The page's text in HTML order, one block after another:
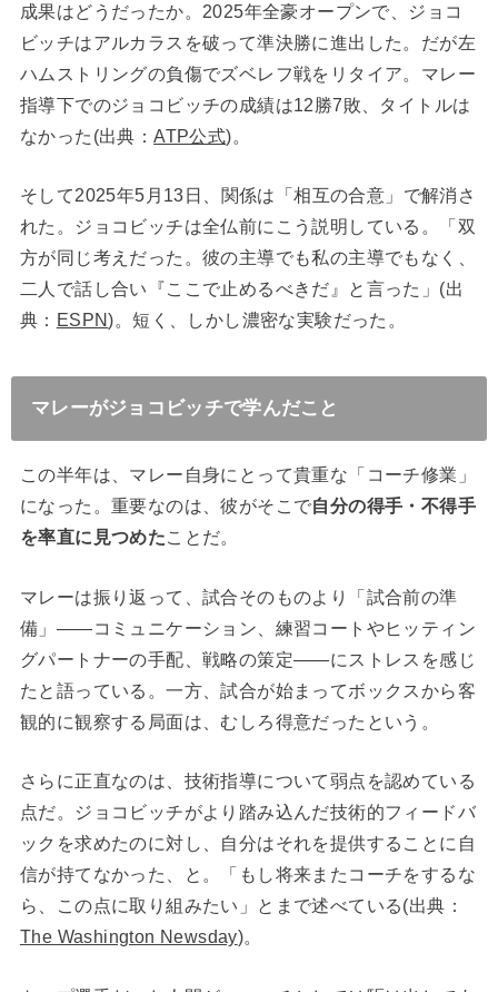
成果はどうだったか。2025年全豪オープンで、ジョコ
ビッチはアルカラスを破って準決勝に進出した。だが左
ハムストリングの負傷でズベレフ戦をリタイア。マレー
指導下でのジョコビッチの成績は12勝7敗、タイトルは
なかった(出典：ATP公式)。
そして2025年5月13日、関係は「相互の合意」で解消さ
れた。ジョコビッチは全仏前にこう説明している。「双
方が同じ考えだった。彼の主導でも私の主導でもなく、
二人で話し合い『ここで止めるべきだ』と言った」(出
典： ESPN)。短く、しかし濃密な実験だった。
マレーがジョコビッチで学んだこと
この半年は、マレー自身にとって貴重な「コーチ修業」
になった。重要なのは、彼がそこで自分の得手・不得手
を率直に見つめたことだ。
マレーは振り返って、試合そのものより「試合前の準
備」——コミュニケーション、練習コートやヒッティン
グパートナーの手配、戦略の策定——にストレスを感じ
たと語っている。一方、試合が始まってボックスから客
観的に観察する局面は、むしろ得意だったという。
さらに正直なのは、技術指導について弱点を認めている
点だ。ジョコビッチがより踏み込んだ技術的フィードバ
ックを求めたのに対し、自分はそれを提供することに自
信が持てなかった、と。「もし将来またコーチをするな
ら、この点に取り組みたい」とまで述べている(出典：
The Washington Newsday)。